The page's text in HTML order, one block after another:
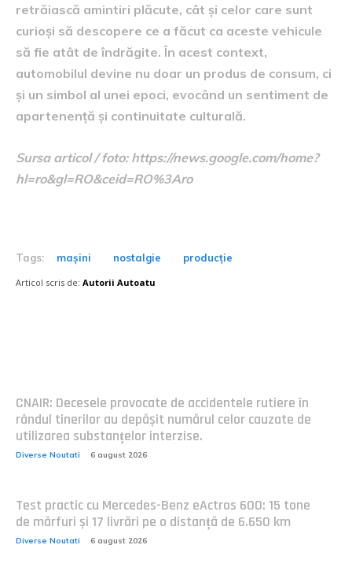
retrăiască amintiri plăcute, cât și celor care sunt
curioși să descopere ce a făcut ca aceste vehicule
să fie atât de îndrăgite. În acest context,
automobilul devine nu doar un produs de consum, ci
și un simbol al unei epoci, evocând un sentiment de
apartenență și continuitate culturală.
Sursa articol / foto: https://news.google.com/home?
hl=ro&gl=RO&ceid=RO%3Aro
Tags: mașini nostalgie producție
Articol scris de: Autorii Autoatu
CNAIR: Decesele provocate de accidentele rutiere în
rândul tinerilor au depășit numărul celor cauzate de
utilizarea substanțelor interzise.
Diverse Noutati 6 august 2026
Test practic cu Mercedes-Benz eActros 600: 15 tone
de mărfuri și 17 livrări pe o distanță de 6.650 km
Diverse Noutati 6 august 2026